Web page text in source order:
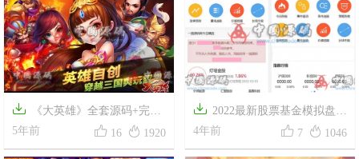

《大英雄》全套源码+完整
数据库+全套设计数据文档+美
术PSD分层原图
5年前  16  1920
 2022最新股票基金模拟盘源
码 两融配资股票交易所系统源
码
4年前  7  1046